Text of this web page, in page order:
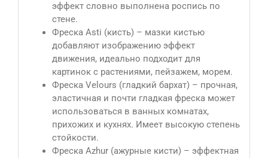
эффект словно выполнена роспись по
стене.
Фреска Asti (кисть) – мазки кистью
добавляют изображению эффект
движения, идеально подходит для
картинок с растениями, пейзажем, морем.
Фреска Velours (гладкий бархат) – прочная,
эластичная и почти гладкая фреска может
использоваться в ванных комнатах,
прихожих и кухнях. Имеет высокую степень
стойкости.
Фреска Azhur (ажурные кисти) – эффектная